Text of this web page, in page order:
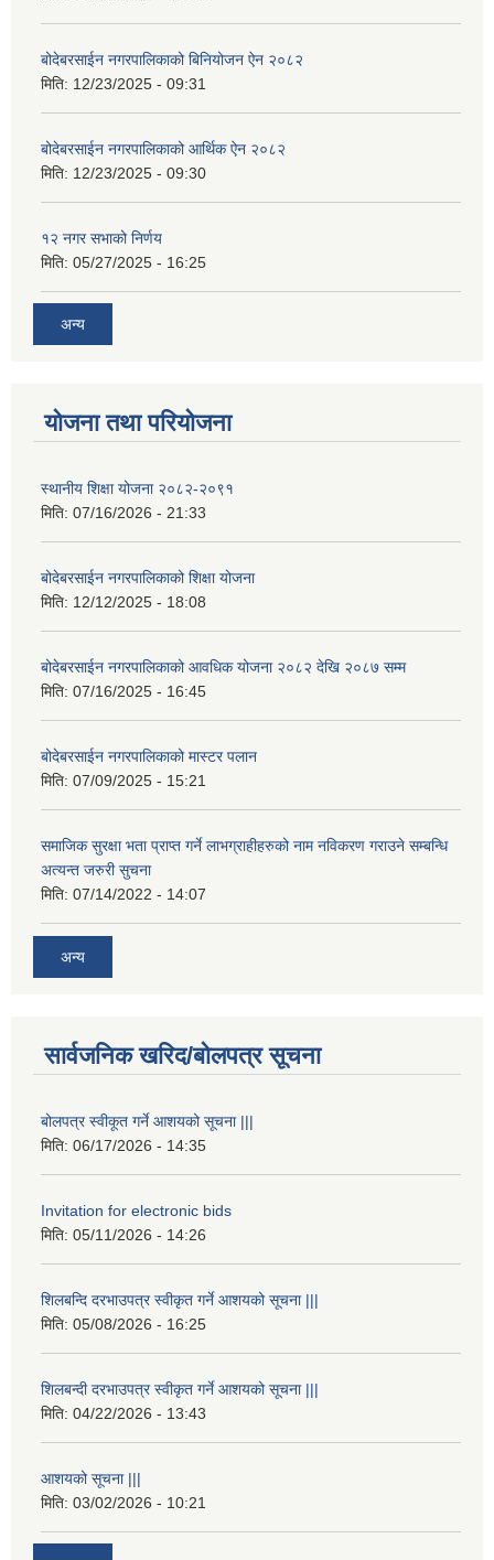
बोदेबरसाईन नगरपालिकाको बिनियोजन ऐन २०८२
मिति: 12/23/2025 - 09:31
बोदेबरसाईन नगरपालिकाको आर्थिक ऐन २०८२
मिति: 12/23/2025 - 09:30
१२ नगर सभाको निर्णय
मिति: 05/27/2025 - 16:25
अन्य
योजना तथा परियोजना
स्थानीय शिक्षा योजना २०८२-२०९१
मिति: 07/16/2026 - 21:33
बोदेबरसाईन नगरपालिकाको शिक्षा योजना
मिति: 12/12/2025 - 18:08
बोदेबरसाईन नगरपालिकाको आवधिक योजना २०८२ देखि २०८७ सम्म
मिति: 07/16/2025 - 16:45
बोदेबरसाईन नगरपालिकाको मास्टर पलान
मिति: 07/09/2025 - 15:21
समाजिक सुरक्षा भता प्राप्त गर्ने लाभग्राहीहरुको नाम नविकरण गराउने सम्बन्धि
अत्यन्त जरुरी सुचना
मिति: 07/14/2022 - 14:07
अन्य
सार्वजनिक खरिद/बोलपत्र सूचना
बोलपत्र स्वीकूत गर्ने आशयको सूचना |||
मिति: 06/17/2026 - 14:35
Invitation for electronic bids
मिति: 05/11/2026 - 14:26
शिलबन्दि दरभाउपत्र स्वीकृत गर्ने आशयको सूचना |||
मिति: 05/08/2026 - 16:25
शिलबन्दी दरभाउपत्र स्वीकृत गर्ने आशयको सूचना |||
मिति: 04/22/2026 - 13:43
आशयको सूचना |||
मिति: 03/02/2026 - 10:21